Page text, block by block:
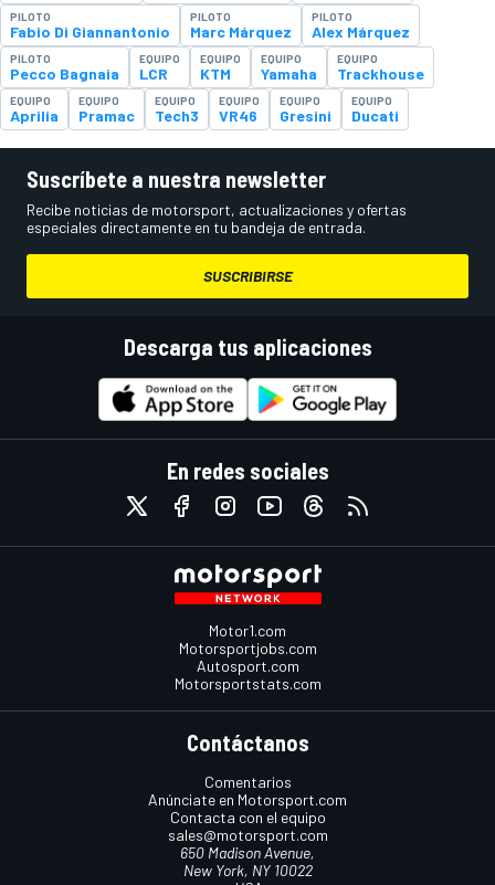
PILOTO
Fabio Di Giannantonio
PILOTO
Marc Márquez
PILOTO
Alex Márquez
PILOTO
Pecco Bagnaia
EQUIPO
LCR
EQUIPO
KTM
EQUIPO
Yamaha
EQUIPO
Trackhouse
EQUIPO
Aprilia
EQUIPO
Pramac
EQUIPO
Tech3
EQUIPO
VR46
EQUIPO
Gresini
EQUIPO
Ducati
Suscríbete a nuestra newsletter
Recibe noticias de motorsport, actualizaciones y ofertas
especiales directamente en tu bandeja de entrada.
SUSCRIBIRSE
Descarga tus aplicaciones
En redes sociales
Motor1.com
Motorsportjobs.com
Autosport.com
Motorsportstats.com
Contáctanos
Comentarios
Anúnciate en Motorsport.com
Contacta con el equipo
sales@motorsport.com
650 Madison Avenue,
New York, NY 10022